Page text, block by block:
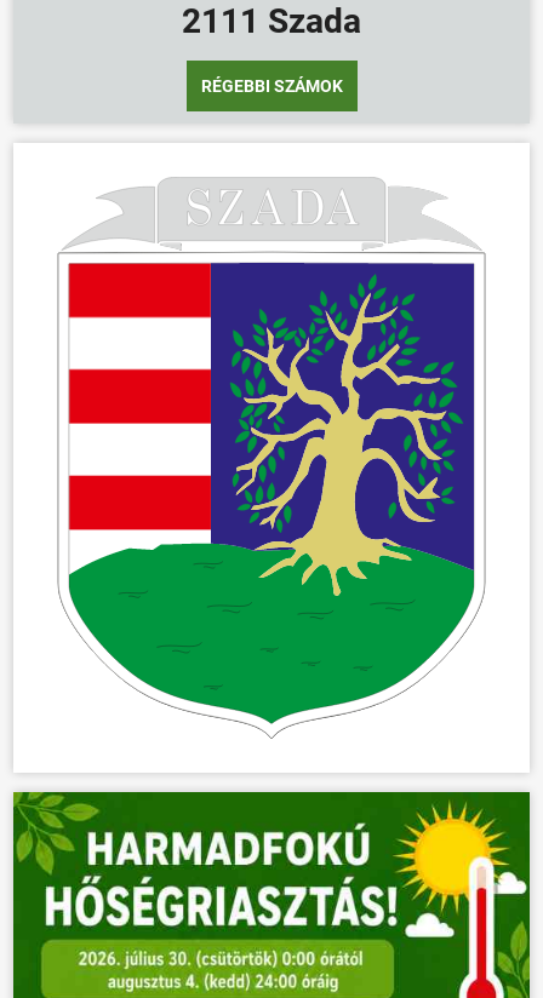
2111 Szada
RÉGEBBI SZÁMOK